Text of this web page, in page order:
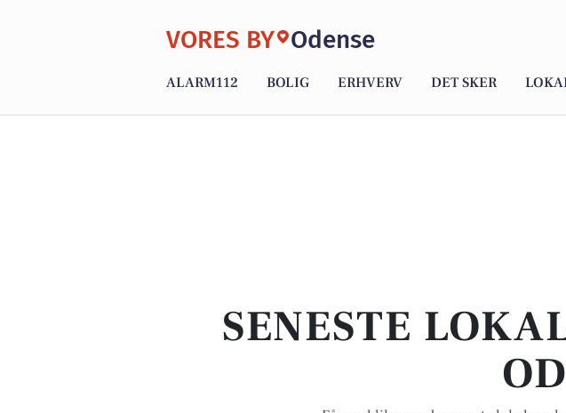
VORES BY Odense
ALARM112 BOLIG ERHVERV DET SKER
SENESTE